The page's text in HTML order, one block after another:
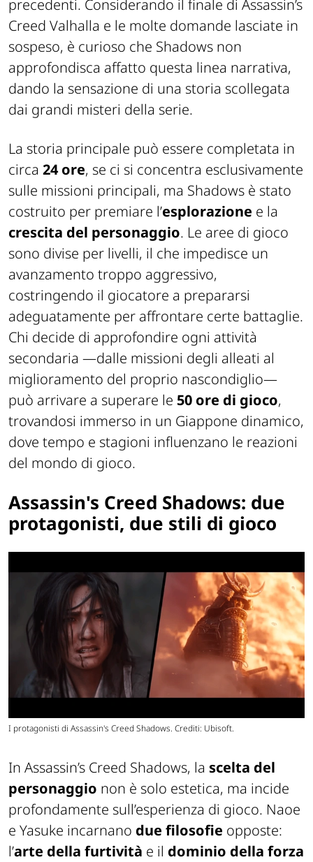
precedenti. Considerando il finale di Assassin’s
Creed Valhalla e le molte domande lasciate in
sospeso, è curioso che Shadows non
approfondisca affatto questa linea narrativa,
dando la sensazione di una storia scollegata
dai grandi misteri della serie.
La storia principale può essere completata in
circa 24 ore, se ci si concentra esclusivamente
sulle missioni principali, ma Shadows è stato
costruito per premiare l’esplorazione e la
crescita del personaggio. Le aree di gioco
sono divise per livelli, il che impedisce un
avanzamento troppo aggressivo,
costringendo il giocatore a prepararsi
adeguatamente per affrontare certe battaglie.
Chi decide di approfondire ogni attività
secondaria —dalle missioni degli alleati al
miglioramento del proprio nascondiglio—
può arrivare a superare le 50 ore di gioco,
trovandosi immerso in un Giappone dinamico,
dove tempo e stagioni influenzano le reazioni
del mondo di gioco.
Assassin's Creed Shadows: due
protagonisti, due stili di gioco
I protagonisti di Assassin's Creed Shadows. Crediti: Ubisoft.
In Assassin’s Creed Shadows, la scelta del
personaggio non è solo estetica, ma incide
profondamente sull’esperienza di gioco. Naoe
e Yasuke incarnano due filosofie opposte:
l’arte della furtività e il dominio della forza